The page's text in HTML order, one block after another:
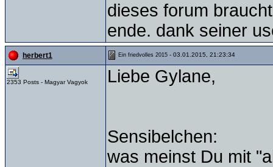
dieses forum
ende. dank seiner
herbert1 Ein friedvolles 2015 - 03.01.2015, 21:23:34
2353 Posts - Magyar Vagyok Liebe Gylane,
Sensibelchen:
was meinst Du mit